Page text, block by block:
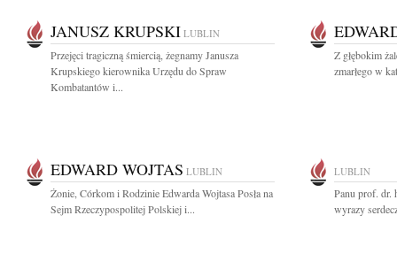
JANUSZ KRUPSKI LUBLIN
Przejęci tragiczną śmiercią, żegnamy Janusza
Krupskiego kierownika Urzędu do Spraw
Kombatantów i...
Z głębokim
zmarłego w
EDWARD WOJTAS LUBLIN
Żonie, Córkom i Rodzinie Edwarda Wojtasa Posła na
Sejm Rzeczypospolitej Polskiej i...
LUBLIN
Panu prof. dr.
wyrazy